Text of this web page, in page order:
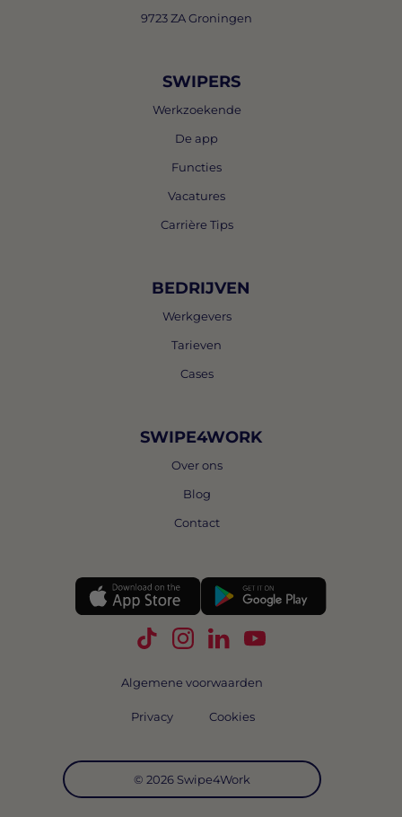
9723 ZA Groningen
SWIPERS
Werkzoekende
De app
Functies
Vacatures
Carrière Tips
BEDRIJVEN
Werkgevers
Tarieven
Cases
SWIPE4WORK
Over ons
Blog
Contact
Volg Swipe4Work op TikTok
Volg Swipe4Work op
Volg Swipe4Work op
Volg Swipe4Work
© 2026 Swipe4Work
Algemene voorwaarden
Privacy Cookies